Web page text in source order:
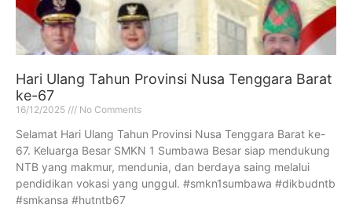
Hari Ulang Tahun Provinsi Nusa Tenggara Barat
ke-67
16/12/2025 No Comments
Selamat Hari Ulang Tahun Provinsi Nusa Tenggara Barat ke-
67. Keluarga Besar SMKN 1 Sumbawa Besar siap mendukung
NTB yang makmur, mendunia, dan berdaya saing melalui
pendidikan vokasi yang unggul. #smkn1sumbawa #dikbudntb
#smkansa #hutntb67